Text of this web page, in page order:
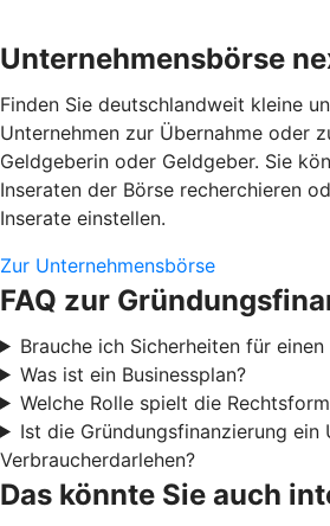
Unternehmensbörse
Finden Sie deutschlandweit kleine
Unternehmen zur Übernahme oder
Geldgeberin oder Geldgeber. Sie
Inseraten der Börse recherchieren
Inserate einstellen.
Zur Unternehmensbörse
FAQ zur
Brauche ich Sicherheiten für
Was ist ein Businessplan?
Welche Rolle spielt die
Ist die Gründungsfinanzierung ein
Verbraucherdarlehen?
Das könnte Sie auch